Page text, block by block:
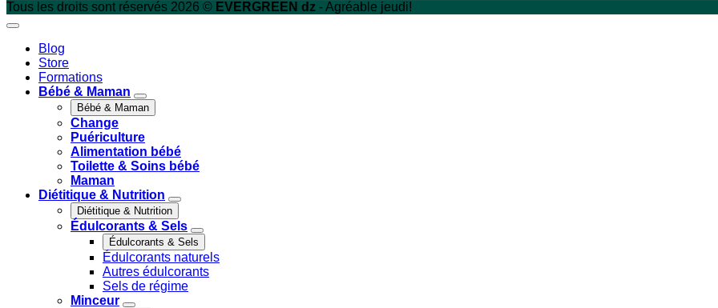
Tous les droits sont réservés 2026 © EVERGREEN dz - Agréable jeudi!
Blog
Store
Formations
Bébé & Maman
Bébé & Maman
Change
Puériculture
Alimentation bébé
Toilette & Soins bébé
Maman
Diétitique & Nutrition
Diétitique & Nutrition
Édulcorants & Sels
Édulcorants & Sels
Édulcorants naturels
Autres édulcorants
Sels de régime
Minceur